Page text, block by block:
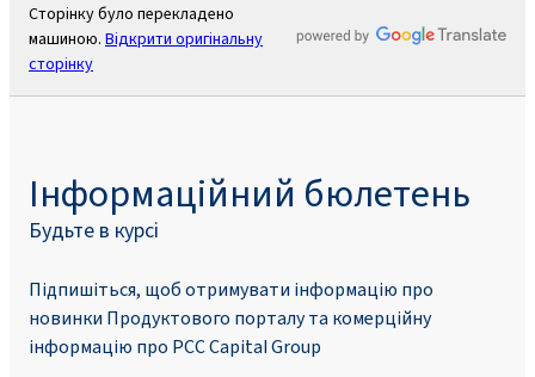
Сторінку було перекладено
машиною. Відкрити оригінальну
сторінку
Інформаційний бюлетень
Будьте в курсі
Підпишіться, щоб отримувати інформацію про
новинки Продуктового порталу та комерційну
інформацію про PCC Capital Group